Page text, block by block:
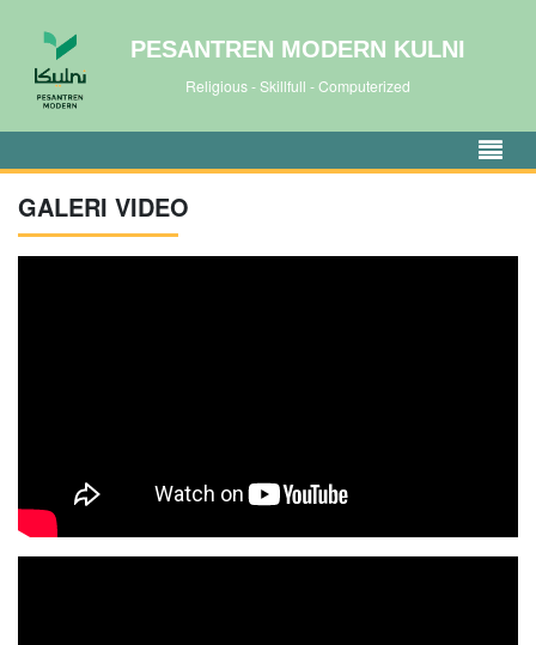
PESANTREN MODERN KULNI
Religious - Skillfull - Computerized
GALERI VIDEO